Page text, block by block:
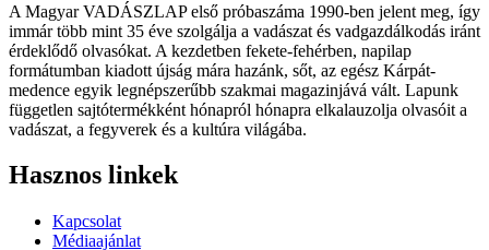
A Magyar VADÁSZLAP első próbaszáma 1990-ben jelent meg, így
immár több mint 35 éve szolgálja a vadászat és vadgazdálkodás iránt
érdeklődő olvasókat. A kezdetben fekete-fehérben, napilap
formátumban kiadott újság mára hazánk, sőt, az egész Kárpát-
medence egyik legnépszerűbb szakmai magazinjává vált. Lapunk
független sajtótermékként hónapról hónapra elkalauzolja olvasóit a
vadászat, a fegyverek és a kultúra világába.
Hasznos linkek
Kapcsolat
Médiaajánlat